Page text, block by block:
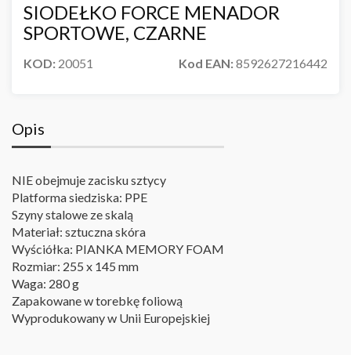
SIODEŁKO FORCE MENADOR
SPORTOWE, CZARNE
KOD: 20051 Kod EAN:8592627216442
Opis
NIE obejmuje zacisku sztycy
Platforma siedziska: PPE
Szyny stalowe ze skalą
Materiał: sztuczna skóra
Wyściółka: PIANKA MEMORY FOAM
Rozmiar: 255 x 145 mm
Waga: 280 g
Zapakowane w torebkę foliową
Wyprodukowany w Unii Europejskiej